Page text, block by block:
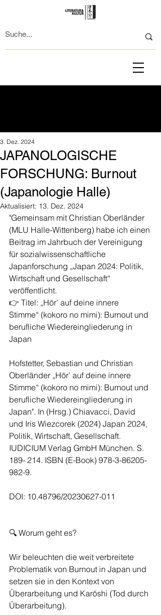
JAPANOLOGISCHE
FORSCHUNG: Burnout
(Japanologie Halle)
3. Dez. 2024
Aktualisiert: 13. Dez. 2024
"Gemeinsam mit Christian Oberländer
(MLU Halle-Wittenberg) habe ich einen
Beitrag im Jahrbuch der Vereinigung
für sozialwissenschaftliche
Japanforschung „Japan 2024: Politik,
Wirtschaft und Gesellschaft“
veröffentlicht.
👉 Titel: „Hör’ auf deine innere
Stimme“ (kokoro no mimi): Burnout und
berufliche Wiedereingliederung in
Japan
Hofstetter, Sebastian und Christian
Oberländer „Hör’ auf deine innere
Stimme“ (kokoro no mimi): Burnout und
berufliche Wiedereingliederung in
Japan". In (Hrsg.) Chiavacci, David
und Iris Wiezcorek (2024) Japan 2024,
Politik, Wirtschaft, Gesellschaft.
IUDICIUM Verlag GmbH München. S.
189- 214. ISBN (E-Book) 978-3-86205-
982-9.
DOI: 10.48796/20230627-011
🔍 Worum geht es?
Wir beleuchten die weit verbreitete
Problematik von Burnout in Japan und
setzen sie in den Kontext von
Überarbeitung und Karōshi (Tod durch
Überarbeitung).